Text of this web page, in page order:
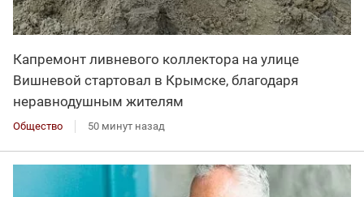
Капремонт ливневого коллектора на улице
Вишневой стартовал в Крымске, благодаря
неравнодушным жителям
Общество 50 минут назад